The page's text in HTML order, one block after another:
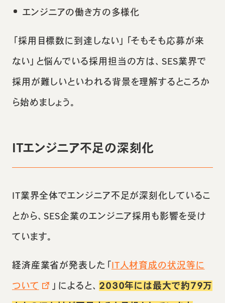
エンジニアの働き方の多様化
「採用目標数に到達しない」「そもそも応募が来
ない」と悩んでいる採用担当の方は、SES業界で
採用が難しいといわれる背景を理解するところか
ら始めましょう。
ITエンジニア不足の深刻化
IT業界全体でエンジニア不足が深刻化しているこ
とから、SES企業のエンジニア採用も影響を受け
ています。
経済産業省が発表した「 IT人材育成の状況等に
ついて
」によると、 2030年には最大で約79万